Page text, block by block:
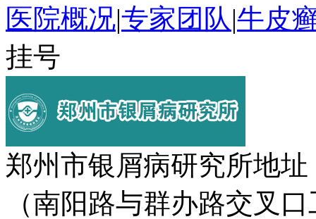
医院概况|专家团队|牛皮
挂号
郑州市银屑病研究所地
（南阳路与群办路交叉